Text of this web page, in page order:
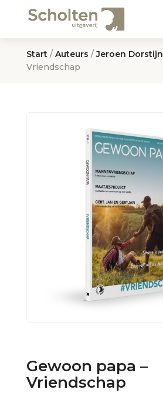
Start / Auteurs /Jeroen Dorstijn
Vriendschap
Gewoon papa –
Vriendschap